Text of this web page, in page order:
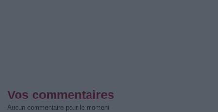
Vos commentaires
Aucun commentaire pour le moment